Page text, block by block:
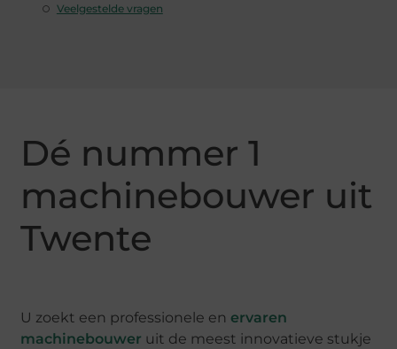
Veelgestelde vragen
Dé nummer 1
machinebouwer uit
Twente
U zoekt een professionele enervaren
machinebouwer uit de meest innovatieve stukje